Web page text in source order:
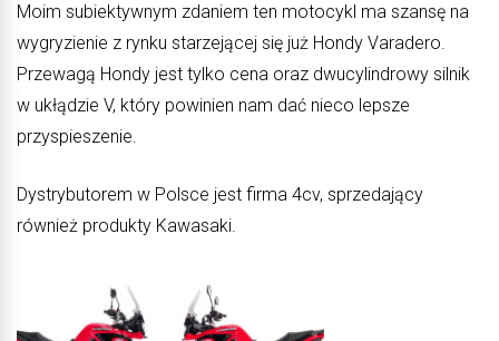
Moim subiektywnym zdaniem ten motocykl ma szansę na
wygryzienie z rynku starzejącej się już Hondy Varadero.
Przewagą Hondy jest tylko cena oraz dwucylindrowy silnik
w ukłądzie V, który powinien nam dać nieco lepsze
przyspieszenie.
Dystrybutorem w Polsce jest firma 4cv, sprzedający
również produkty Kawasaki.